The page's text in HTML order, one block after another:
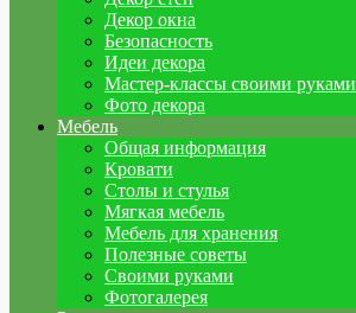
Декор окна
Безопасность
Идеи декора
Мастер-классы своими руками
Фото декора
Мебель
Общая информация
Кровати
Столы и стулья
Мягкая мебель
Мебель для хранения
Полезные советы
Своими руками
Фотогалерея